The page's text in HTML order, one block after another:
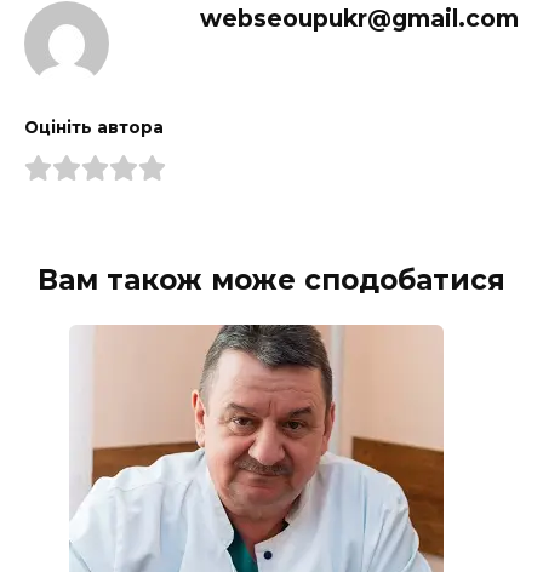
webseoupukr@gmail.com
Оцініть автора
Вам також може сподобатися